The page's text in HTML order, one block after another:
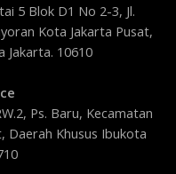
5 Blok D1 No 2-3, Jl.
Kota Jakarta Pusat,
Jakarta. 10610
Ps. Baru, Kecamatan
Daerah Khusus Ibukota